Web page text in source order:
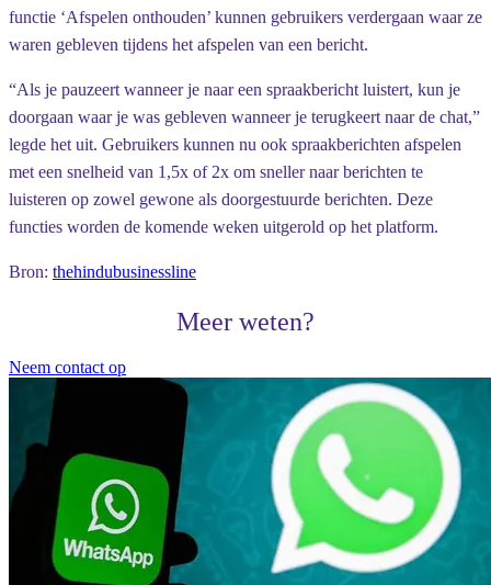
functie ‘Afspelen onthouden’ kunnen gebruikers verdergaan waar ze
waren gebleven tijdens het afspelen van een bericht.
“Als je pauzeert wanneer je naar een spraakbericht luistert, kun je
doorgaan waar je was gebleven wanneer je terugkeert naar de chat,”
legde het uit. Gebruikers kunnen nu ook spraakberichten afspelen
met een snelheid van 1,5x of 2x om sneller naar berichten te
luisteren op zowel gewone als doorgestuurde berichten. Deze
functies worden de komende weken uitgerold op het platform.
Bron: thehindubusinessline
Meer weten?
Neem contact op